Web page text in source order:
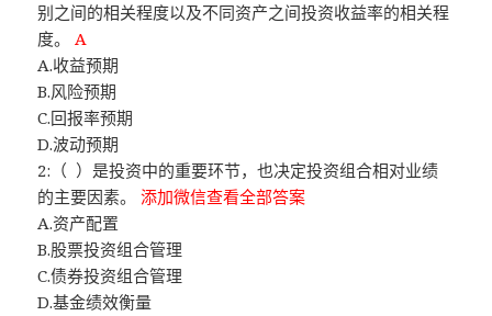
别之间的相关程度以及不同资产之间投资收益率的相关程
度。A
A.收益预期
B.风险预期
C.回报率预期
D.波动预期
2:（ ）是投资中的重要环节，也决定投资组合相对业绩
的主要因素。添加微信查看全部答案
A.资产配置
B.股票投资组合管理
C.债券投资组合管理
D.基金绩效衡量